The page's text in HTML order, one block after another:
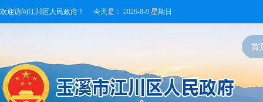
欢迎访问江川区人民政府！ 今天是： 2026-8-9 星期日
首